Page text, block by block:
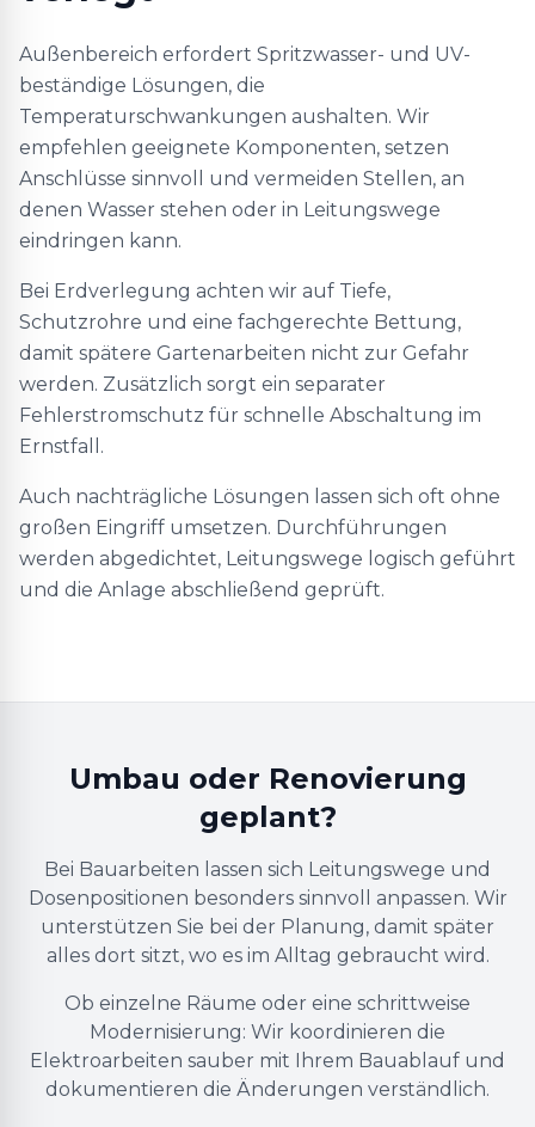
Außenbereich erfordert Spritzwasser- und UV-
beständige Lösungen, die
Temperaturschwankungen aushalten. Wir
empfehlen geeignete Komponenten, setzen
Anschlüsse sinnvoll und vermeiden Stellen, an
denen Wasser stehen oder in Leitungswege
eindringen kann.
Bei Erdverlegung achten wir auf Tiefe,
Schutzrohre und eine fachgerechte Bettung,
damit spätere Gartenarbeiten nicht zur Gefahr
werden. Zusätzlich sorgt ein separater
Fehlerstromschutz für schnelle Abschaltung im
Ernstfall.
Auch nachträgliche Lösungen lassen sich oft ohne
großen Eingriff umsetzen. Durchführungen
werden abgedichtet, Leitungswege logisch geführt
und die Anlage abschließend geprüft.
Umbau oder Renovierung
geplant?
Bei Bauarbeiten lassen sich Leitungswege und
Dosenpositionen besonders sinnvoll anpassen. Wir
unterstützen Sie bei der Planung, damit später
alles dort sitzt, wo es im Alltag gebraucht wird.
Ob einzelne Räume oder eine schrittweise
Modernisierung: Wir koordinieren die
Elektroarbeiten sauber mit Ihrem Bauablauf und
dokumentieren die Änderungen verständlich.